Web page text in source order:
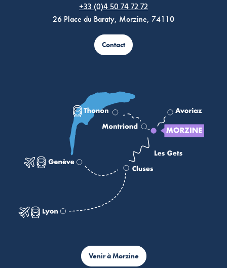
+33 (0)4 50 74 72 72
26 Place du Baraty, Morzine, 74110
Contact
Venir à Morzine